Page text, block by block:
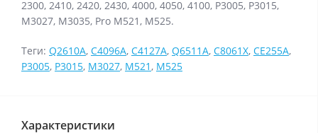
2300, 2410, 2420, 2430, 4000, 4050, 4100, P3005, P3015,
M3027, M3035, Pro M521, M525.
Теги: Q2610A, C4096A, C4127A, Q6511A, C8061X, CE255A,
P3005, P3015, M3027, M521, M525
Характеристики